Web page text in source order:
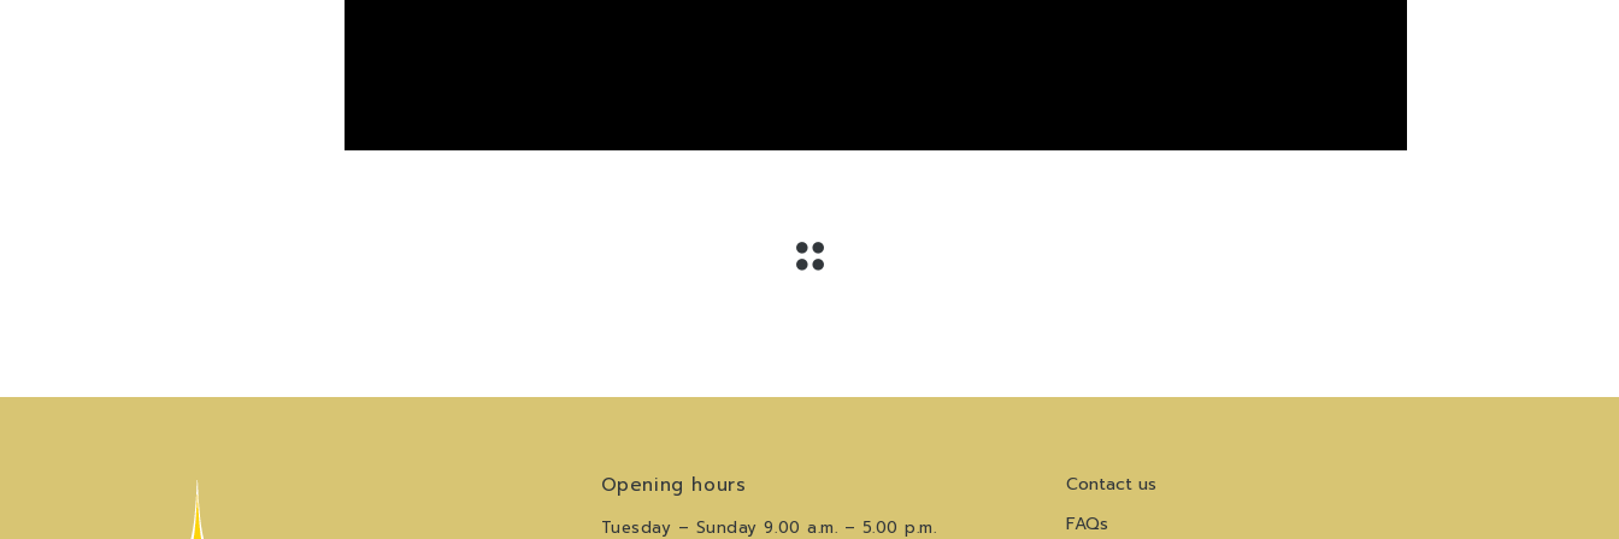
Opening hours
Tuesday – Sunday 9.00 a.m. – 5.00 p.m.
Contact us
FAQs